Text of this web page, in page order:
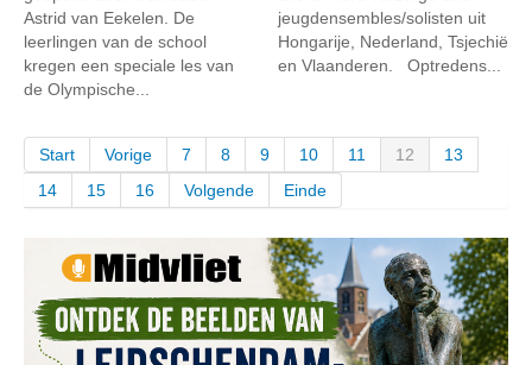
Astrid van Eekelen. De
leerlingen van de school
kregen een speciale les van
de Olympische...
jeugdensembles/solisten uit
Hongarije, Nederland, Tsjechië
en Vlaanderen. Optredens...
Start Vorige 7 8 9 10 11 12
13
14
15 16 Volgende Einde